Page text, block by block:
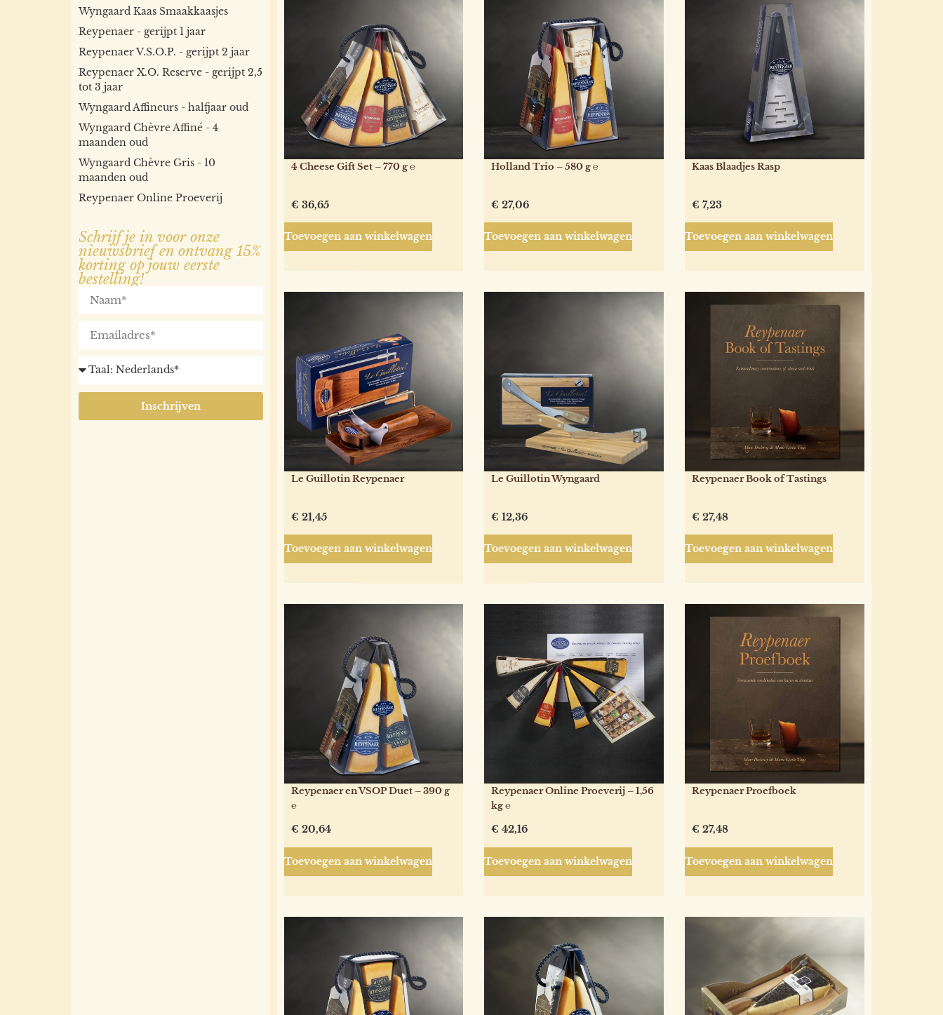
Wyngaard Kaas Smaakkaasjes
Reypenaer - gerijpt 1 jaar
Reypenaer V.S.O.P. - gerijpt 2 jaar
Reypenaer X.O. Reserve - gerijpt 2,5
tot 3 jaar
Wyngaard Affineurs - halfjaar oud
Wyngaard Chèvre Affiné - 4
maanden oud
Wyngaard Chèvre Gris - 10
maanden oud
Reypenaer Online Proeverij
Schrijf je in voor onze
nieuwsbrief en ontvang 15%
korting op jouw eerste
bestelling!
Inschrijven
4 Cheese Gift Set – 770 g ℮
€ 36,65
Toevoegen aan winkelwagen
Holland Trio – 580 g ℮
€ 27,06
Toevoegen aan winkelwagen
Kaas Blaadjes Rasp
€ 7,23
Toevoegen aan winkelwagen
Le Guillotin Reypenaer
€ 21,45
Toevoegen aan winkelwagen
Le Guillotin Wyngaard
€ 12,36
Toevoegen aan winkelwagen
Reypenaer Book of Tastings
€ 27,48
Toevoegen aan winkelwagen
Reypenaer en VSOP Duet – 390 g
℮
€ 20,64
Toevoegen aan winkelwagen
Reypenaer Online Proeverij – 1,56
kg ℮
€ 42,16
Toevoegen aan winkelwagen
Reypenaer Proefboek
€ 27,48
Toevoegen aan winkelwagen